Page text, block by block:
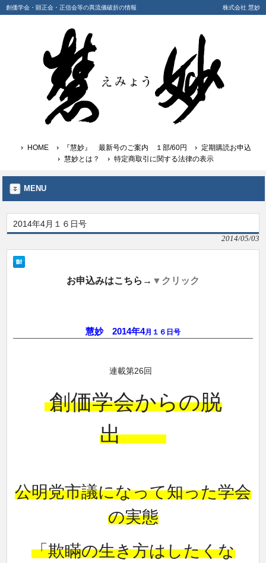
創価学会・顕正会・正信会等の異流儀破折の情報 株式会社 慧妙
HOME 『慧妙』 最新号のご案内 １部/60円
定期購読お申込
慧妙とは？
特定商取引に関する法律の表示
MENU
2014年4月１６日号
2014/05/03
お申込みはこちら→ ▼クリック
慧妙 2014年4月１６日号
連載第26回
創価学会からの脱
出
公明党市議になって知った学会
の実態
「欺瞞の生き方はしたくな